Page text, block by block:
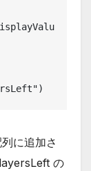
に追加さ
の